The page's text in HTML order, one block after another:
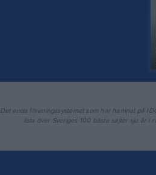
Det enda föreningssystemet som har hamnat på
lista över Sveriges 100 bästa sajter sju år i